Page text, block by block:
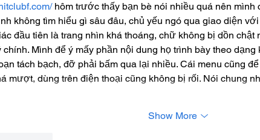
hôm trước thấy bạn bè nói nhiều quá nên mình
không tìm hiểu gì sâu đâu, chủ yếu ngó qua giao diện
đầu tiên là trang nhìn khá thoáng, chữ không bị dồn
Mình để ý mấy phần nội dung họ trình bày theo
tách bạch, đỡ phải bấm qua lại nhiều. Cái menu cũng
mượt, dùng trên điện thoại cũng không bị rối. Nói chung
Show More